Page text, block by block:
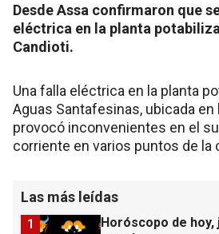
Desde Assa confirmaron que
eléctrica en la planta
Candioti.
Una falla eléctrica en la planta
Aguas Santafesinas, ubicada en
provocó inconvenientes en el
corriente en varios puntos de la
Las más leídas
Horóscopo de hoy,
1